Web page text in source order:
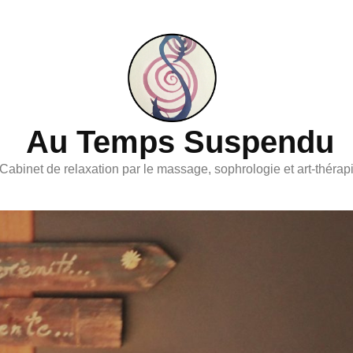
Au Temps Suspendu
de relaxation par le massage, sophrologie et art-